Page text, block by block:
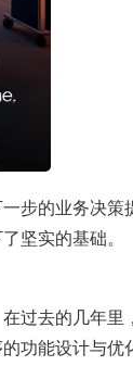
步的业务决策
坚实的基础。
过去的几年里
功能设计与优